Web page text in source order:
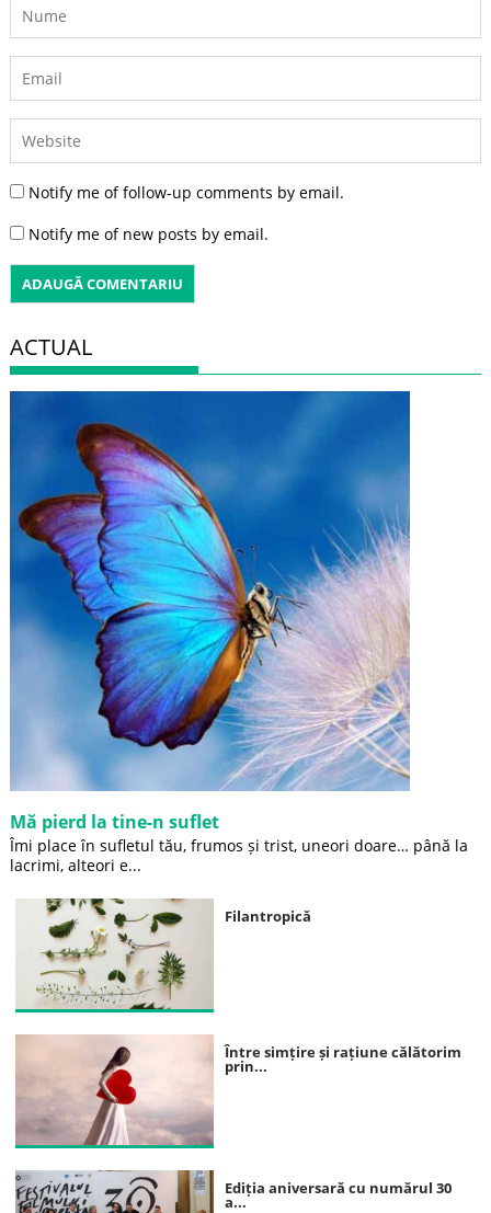
Notify me of follow-up comments by email.
Notify me of new posts by email.
ACTUAL
Mă pierd la tine-n suflet
Îmi place în sufletul tău, frumos și trist, uneori doare… până la
lacrimi, alteori e...
Filantropică
Între simțire și rațiune călătorim
prin...
Ediția aniversară cu numărul 30
a...